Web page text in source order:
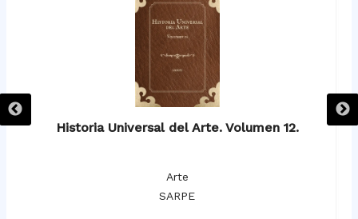
Historia Universal del Arte. Volumen 12.
Arte
SARPE